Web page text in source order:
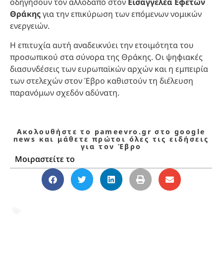
Θράκηςγια την επικύρωση των επόμενων νομικών
ενεργειών.
Η επιτυχία αυτή αναδεικνύει την ετοιμότητα του
προσωπικού στα σύνορα της Θράκης. Οι ψηφιακές
διασυνδέσεις των ευρωπαϊκών αρχών και η εμπειρία
των στελεχών στον Έβρο καθιστούν τη διέλευση
παρανόμων σχεδόν αδύνατη.
Ακολουθήστε το pameevro.gr στο google
news και μάθετε πρώτοι όλες τις ειδήσεις
για τον Έβρο
Μοιραστείτε το